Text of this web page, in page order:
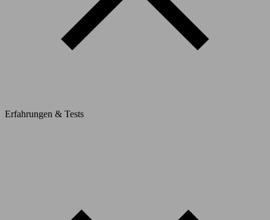
Erfahrungen & Tests